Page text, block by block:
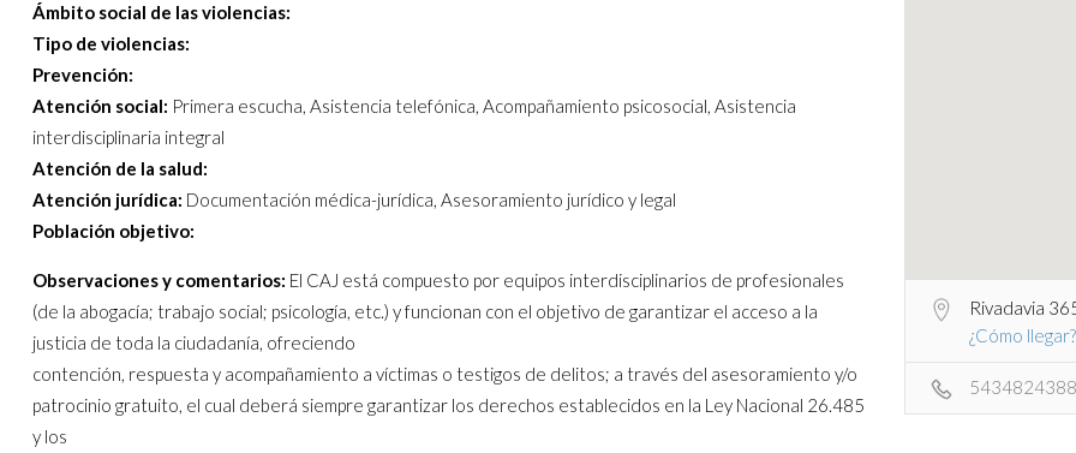
Ámbito social de las violencias:
Tipo de violencias:
Prevención:
Atención social: Primera escucha, Asistencia telefónica, Acompañamiento psicosocial, Asistencia
interdisciplinaria integral
Atención de la salud:
Atención jurídica: Documentación médica-jurídica, Asesoramiento jurídico y legal
Población objetivo:
Observaciones y comentarios: El CAJ está compuesto por equipos interdisciplinarios de profesionales
(de la abogacía; trabajo social; psicología, etc.) y funcionan con el objetivo de garantizar el acceso a la
justicia de toda la ciudadanía, ofreciendo
contención, respuesta y acompañamiento a víctimas o testigos de delitos; a través del asesoramiento y/o
patrocinio gratuito, el cual deberá siempre garantizar los derechos establecidos en la Ley Nacional 26.485
y los
Rivadavia
¿Cómo llegar?